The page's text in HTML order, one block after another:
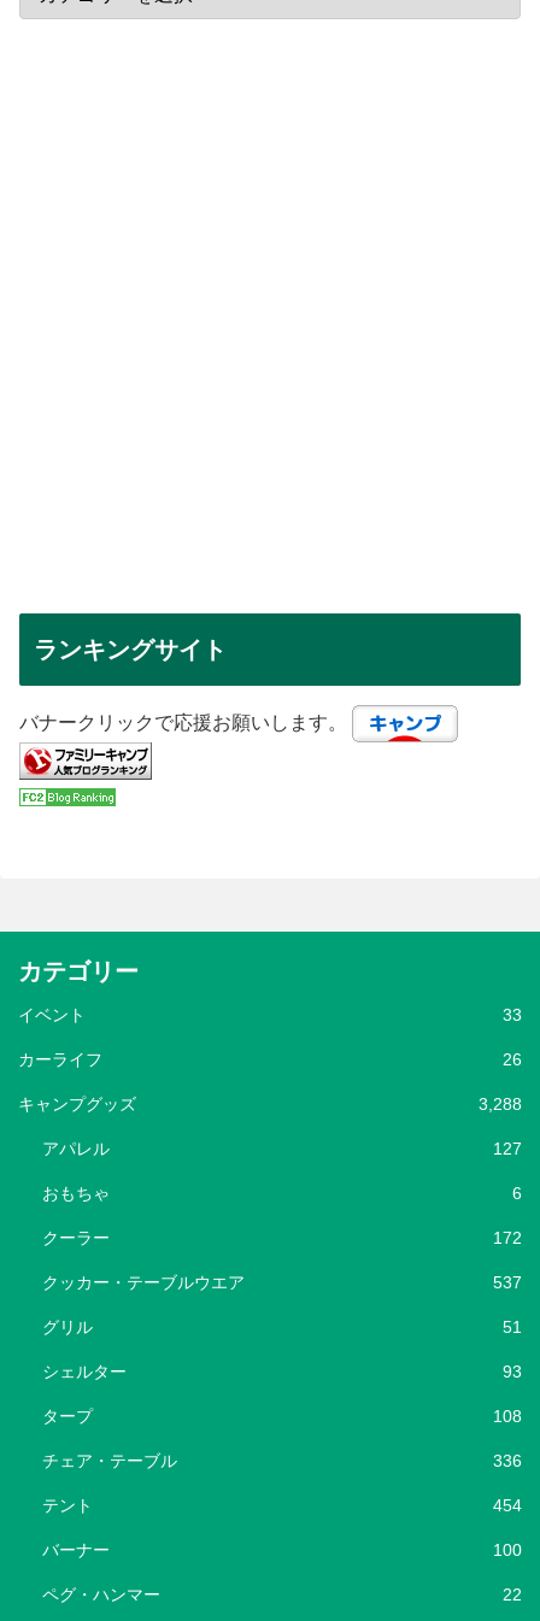
ランキングサイト
バナークリックで応援お願いします。
カテゴリー
イベント 33
カーライフ 26
キャンプグッズ 3,288
アパレル 127
おもちゃ 6
クーラー 172
クッカー・テーブルウエア 537
グリル 51
シェルター 93
タープ 108
チェア・テーブル 336
テント 454
バーナー 100
ペグ・ハンマー 22